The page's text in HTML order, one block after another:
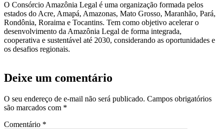
O Consórcio Amazônia Legal é uma organização formada pelos
estados do Acre, Amapá, Amazonas, Mato Grosso, Maranhão, Pará,
Rondônia, Roraima e Tocantins. Tem como objetivo acelerar o
desenvolvimento da Amazônia Legal de forma integrada,
cooperativa e sustentável até 2030, considerando as oportunidades e
os desafios regionais.
Deixe um comentário
O seu endereço de e-mail não será publicado. Campos obrigatórios
são marcados com *
Comentário *